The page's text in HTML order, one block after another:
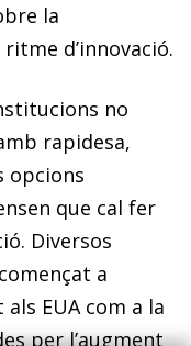
la
d’innovació.
no
rapidesa,
opcions
que cal fer
Diversos
a
EUA com a la
per l’augment